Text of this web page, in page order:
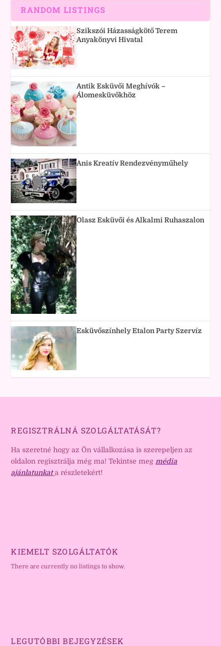
RANDOM LISTINGS
Szikszói Házasságkötő Terem
Anyakönyvi Hivatal
Antik Esküvői Meghívók –
Álomesküvőkhöz
Anis Kreatív Rendezvényműhely
Olasz Esküvői és Alkalmi Ruhaszalon
Esküvőszínhely Etalon Party Szervíz
REGISZTRÁLNÁ SZOLGÁLTATÁSÁT?
Ha szeretné hogy az Ön vállalkozása is szerepeljen az
oldalon regisztrálja még ma! Tekintse meg média
ajánlatunkat a részletekért!
KIEMELT SZOLGÁLTATÓK
There are currently no listings to show.
LEGUTÓBBI BEJEGYZÉSEK